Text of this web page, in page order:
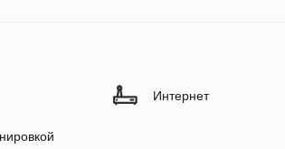
Интернет